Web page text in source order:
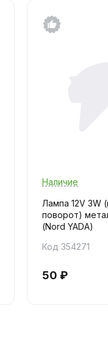
Наличие
Лампа 12V 3W
поворот)
(Nord YADA)
Код 354271
50 ₽